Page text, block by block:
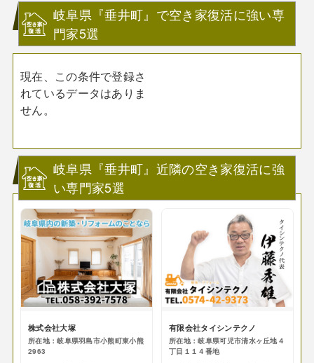
岐阜県『垂井町』で空き家復活に強い専
門家5選
現在、この条件で登録さ
れているデータはありま
せん。
岐阜県『垂井町』近隣の空き家復活に強
い専門家5選
株式会社大塚
所在地：岐阜県羽島市小熊町東小熊
2963
有限会社タイシンテクノ
所在地：岐阜県可児市清水ヶ丘地４
丁目１１４番地